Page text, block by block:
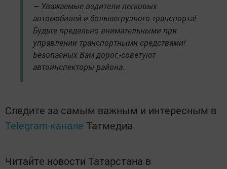
— Уважаемые водители легковых
автомобилей и большегрузного транспорта!
Будьте предельно внимательными при
управлении транспортными средствами!
Безопасных Вам дорог,-советуют
автоинспекторы района.
Следите за самым важным и интересным в
Telegram-канале Татмедиа
Читайте новости Татарстана в